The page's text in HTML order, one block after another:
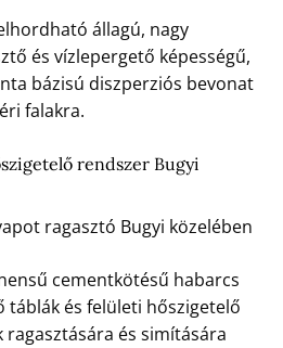
állagú, nagy
és vízlepergető képességű,
bázisú diszperziós bevonat
falakra.
rendszer Bugyi
ragasztó Bugyi közelében
cementkötésű habarcs
táblák és felületi hőszigetelő
ragasztására és simítására